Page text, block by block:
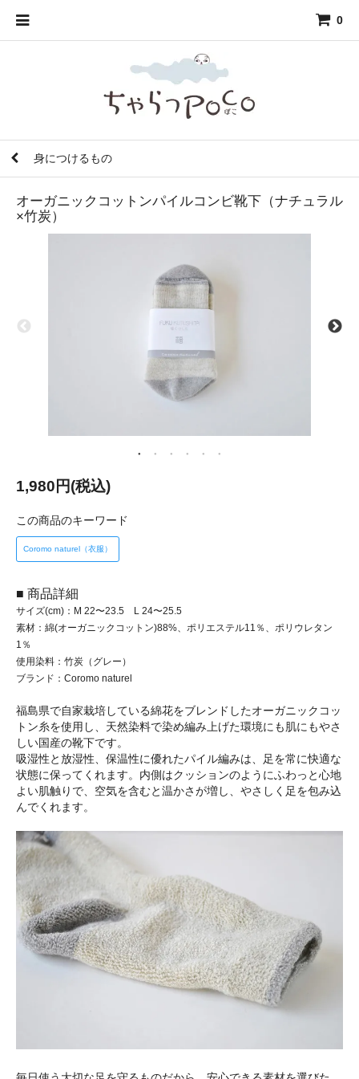
0
身につけるもの
オーガニックコットンパイルコンビ靴下（ナチュラル
×竹炭）
1,980円(税込)
この商品のキーワード
Coromo naturel（衣服）
■ 商品詳細
サイズ(cm)：M 22〜23.5 L 24〜25.5
素材：綿(オーガニックコットン)88%、ポリエステル11％、ポリウレタン
1％
使用染料：竹炭（グレー）
ブランド：Coromo naturel
福島県で自家栽培している綿花をブレンドしたオーガニックコッ
トン糸を使用し、天然染料で染め編み上げた環境にも肌にもやさ
しい国産の靴下です。
吸湿性と放湿性、保温性に優れたパイル編みは、足を常に快適な
状態に保ってくれます。内側はクッションのようにふわっと心地
よい肌触りで、空気を含むと温かさが増し、やさしく足を包み込
んでくれます。